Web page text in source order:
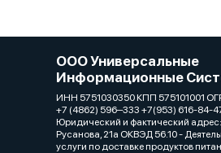
ООО Универсальные
Информационные
ИНН 5751030350 КПП 575101001
+7 (4862) 596‒333 +7(953) 616-84-
Юридический и фактический адрес:
Русанова, 21а ОКВЭД 56.10 -
услуги по доставке продуктов